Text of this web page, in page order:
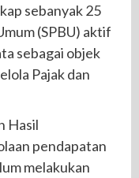
sebanyak 25
(SPBU) aktif
sebagai objek
Pajak dan
Hasil
pendapatan
melakukan